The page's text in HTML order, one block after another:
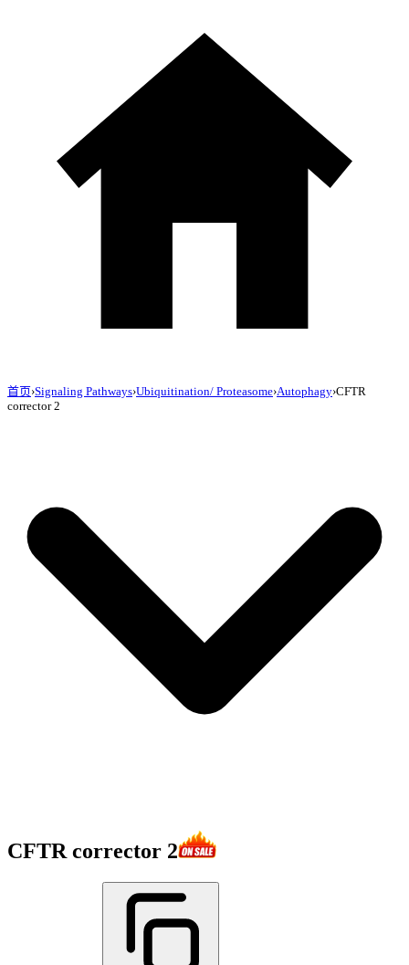
首页›Signaling Pathways›Ubiquitination/ Proteasome›Autophagy›CFTR
corrector 2
CFTR corrector 2